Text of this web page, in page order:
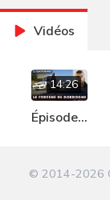
Vidéos
14:26
Épisode
de
© 2014-2026